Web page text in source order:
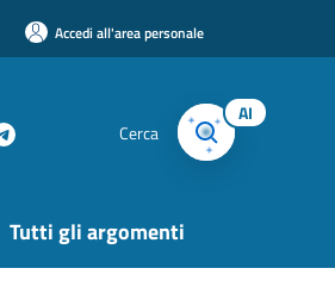
Accedi all'area personale
Cerca
AI
Tutti gli argomenti